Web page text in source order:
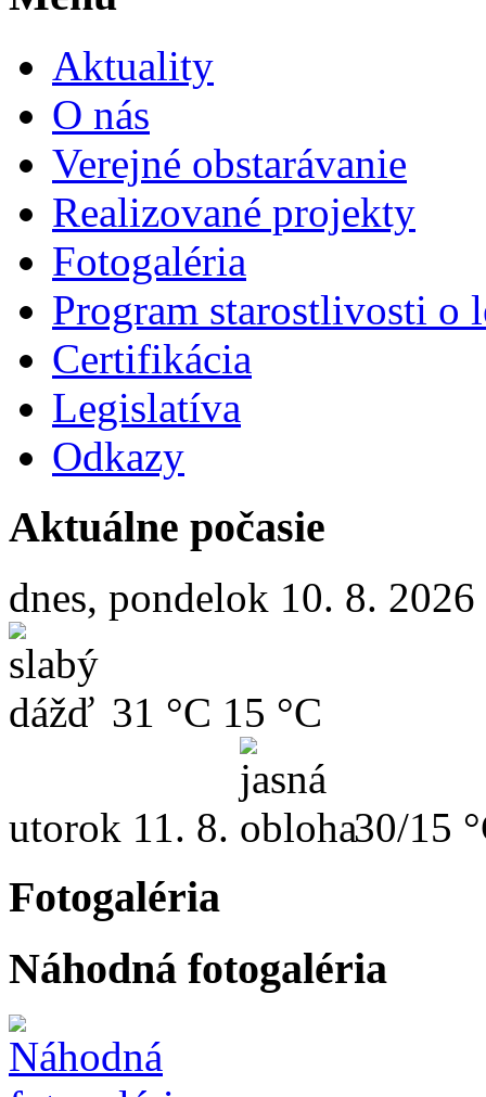
Aktuality
O nás
Verejné obstarávanie
Realizované projekty
Fotogaléria
Program starostlivosti o
Certifikácia
Legislatíva
Odkazy
Aktuálne počasie
dnes, pondelok 10. 8. 2026
31 °C 15 °C
utorok 11. 8. 30/15
Fotogaléria
Náhodná fotogaléria